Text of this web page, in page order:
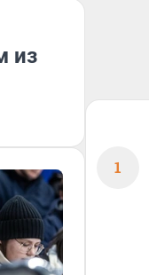
из
1